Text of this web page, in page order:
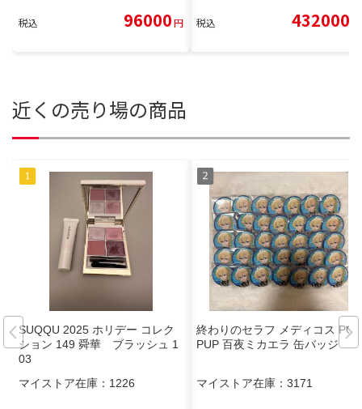
税込 96000円 税込 432000
近くの売り場の商品
SUQQU 2025 ホリデー コレク
ション 149 舜華 ブラッシュ 1
03
マイストア在庫： 1226
終わりのセラフ メディコス PO
PUP 百夜ミカエラ 缶バッジ
マイストア在庫： 3171